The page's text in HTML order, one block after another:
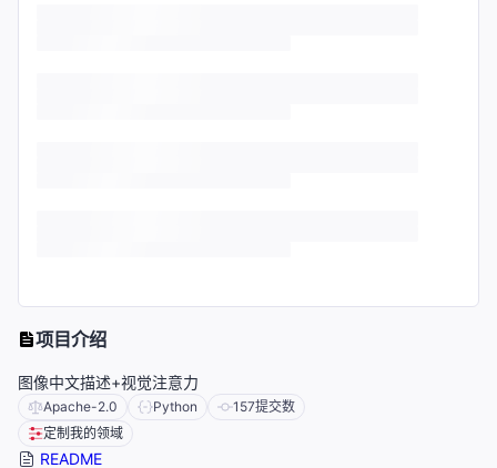
项目介绍
图像中文描述+视觉注意力
Apache-2.0 Python 157提交数
定制我的领域
README